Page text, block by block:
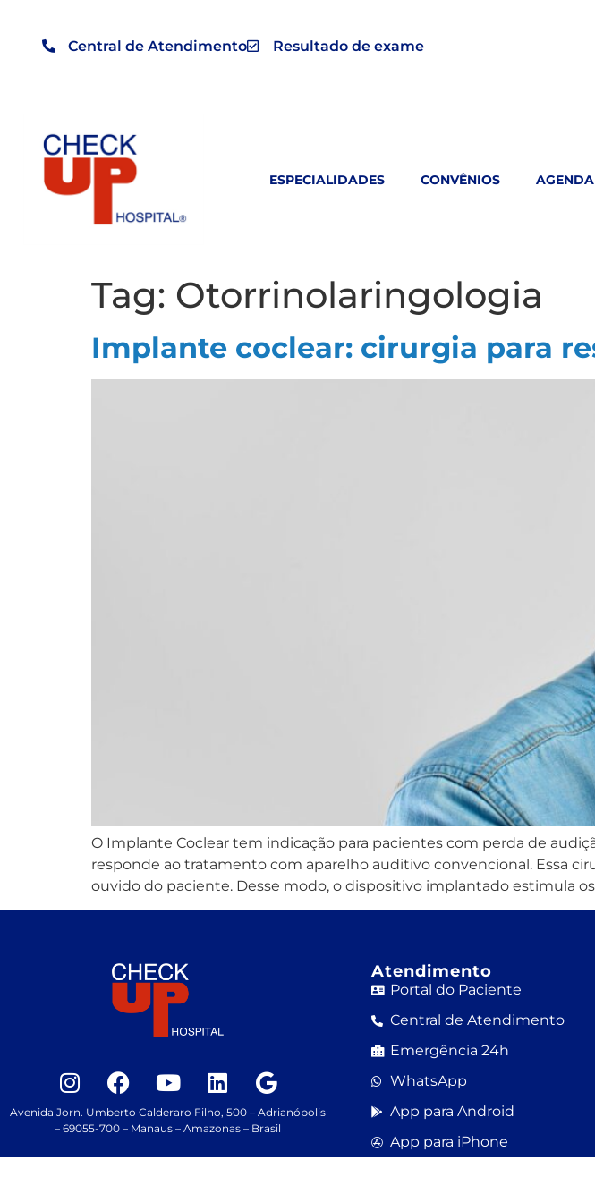
Central de Atendimento Resultado de exame
ESPECIALIDADES CONVÊNIOS
Tag: Otorrinolaringologia
Implante coclear: cirurgia para
O Implante Coclear tem indicação para pacientes com perda de
responde ao tratamento com aparelho auditivo convencional. Essa
ouvido do paciente. Desse modo, o dispositivo implantado estimula
Avenida Jorn. Umberto Calderaro Filho, 500 – Adrianópolis
– 69055-700 – Manaus – Amazonas – Brasil
Atendimento
Portal do Paciente
Central de Atendimento
Emergência 24h
WhatsApp
App para Android
App para iPhone